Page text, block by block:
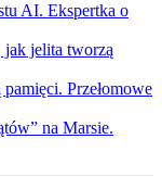
AI. Ekspertka o
jak jelita tworzą
Przełomowe
na Marsie.